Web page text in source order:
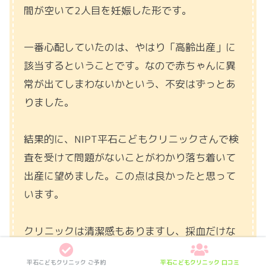
間が空いて2人目を妊娠した形です。
一番心配していたのは、やはり「高齢出産」に
該当するということです。なので赤ちゃんに異
常が出てしまわないかという、不安はずっとあ
りました。
結果的に、NIPT平石こどもクリニックさんで検
査を受けて問題がないことがわかり落ち着いて
出産に望めました。この点は良かったと思って
います。
クリニックは清潔感もありますし、採血だけな
ので検査は簡単です。NIPTは、赤ちゃんへの備
えだったり、お母さんの安心感にも繋がると思
平石こどもクリニック ご予約 平石こどもクリニック 口コミ